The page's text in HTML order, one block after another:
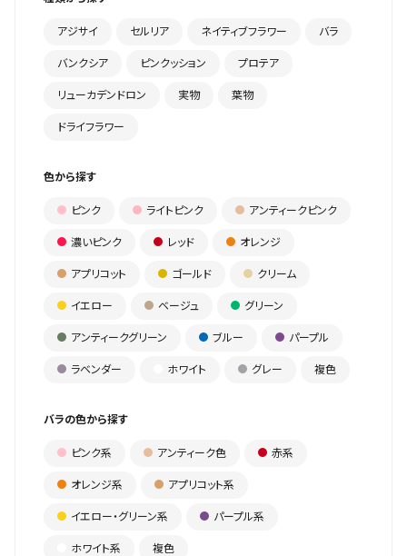
アジサイ セルリア ネイティブフラワー バラ
バンクシア ピンクッション プロテア
リューカデンドロン 実物 葉物
ドライフラワー
色から探す
ピンク ライトピンク アンティークピンク
濃いピンク レッド オレンジ
アプリコット ゴールド クリーム
イエロー ベージュ グリーン
アンティークグリーン ブルー パープル
ラベンダー ホワイト グレー 複色
バラの色から探す
ピンク系 アンティーク色 赤系
オレンジ系 アプリコット系
イエロー・グリーン系 パープル系
ホワイト系 複色